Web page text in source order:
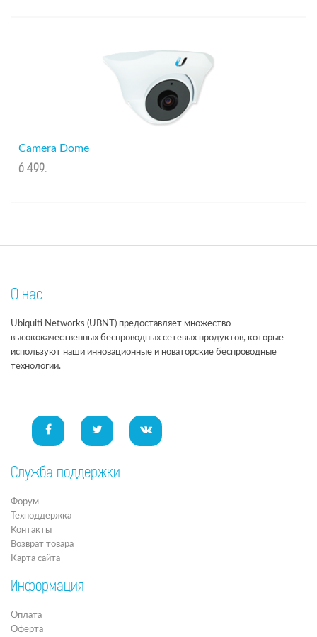
Camera Dome
6 499.
О нас
Ubiquiti Networks (UBNT) предоставляет множество
высококачественных беспроводных сетевых продуктов, которые
используют наши инновационные и новаторские беспроводные
технологии.
Служба поддержки
Форум
Техподдержка
Контакты
Возврат товара
Карта сайта
Информация
Оплата
Оферта